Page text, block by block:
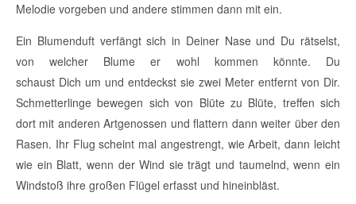
Melodie vorgeben und andere stimmen dann mit ein.
Ein Blumenduft verfängt sich in Deiner Nase und Du rätselst,
von welcher Blume er wohl kommen könnte. Du
schaust Dich um und entdeckst sie zwei Meter entfernt von Dir.
Schmetterlinge bewegen sich von Blüte zu Blüte, treffen sich
dort mit anderen Artgenossen und flattern dann weiter über den
Rasen. Ihr Flug scheint mal angestrengt, wie Arbeit, dann leicht
wie ein Blatt, wenn der Wind sie trägt und taumelnd, wenn ein
Windstoß ihre großen Flügel erfasst und hineinbläst.